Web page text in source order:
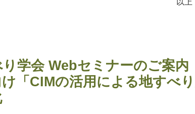
り学会 Webセミナーのご案内
「CIMの活用による地すべ